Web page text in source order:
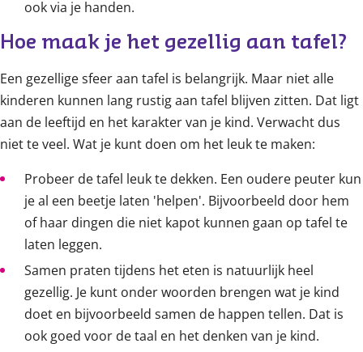
ook via je handen.
Hoe maak je het gezellig aan tafel?
Een gezellige sfeer aan tafel is belangrijk. Maar niet alle
kinderen kunnen lang rustig aan tafel blijven zitten. Dat ligt
aan de leeftijd en het karakter van je kind. Verwacht dus
niet te veel. Wat je kunt doen om het leuk te maken:
Probeer de tafel leuk te dekken. Een oudere peuter kun
je al een beetje laten 'helpen'. Bijvoorbeeld door hem
of haar dingen die niet kapot kunnen gaan op tafel te
laten leggen.
Samen praten tijdens het eten is natuurlijk heel
gezellig. Je kunt onder woorden brengen wat je kind
doet en bijvoorbeeld samen de happen tellen. Dat is
ook goed voor de taal en het denken van je kind.